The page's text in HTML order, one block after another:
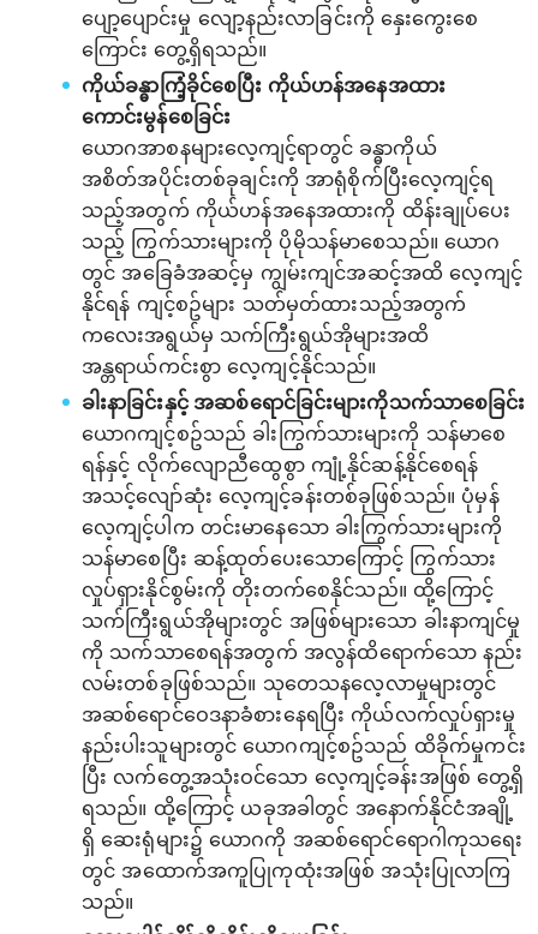
ပျော့ပျောင်းမှု လျော့နည်းလာခြင်းကို နှေးကွေးစေ
ကြောင်း တွေ့ရှိရသည်။
ကိုယ်ခန္ဓာကြံ့ခိုင်စေပြီး ကိုယ်ဟန်အနေအထား
ကောင်းမွန်စေခြင်း
ယောဂအာစနများလေ့ကျင့်ရာတွင် ခန္ဓာကိုယ်
အစိတ်အပိုင်းတစ်ခုချင်းကို အာရုံစိုက်ပြီးလေ့ကျင့်ရ
သည့်အတွက် ကိုယ်ဟန်အနေအထားကို ထိန်းချုပ်ပေး
သည့် ကြွက်သားများကို ပိုမိုသန်မာစေသည်။ ယောဂ
တွင် အခြေခံအဆင့်မှ ကျွမ်းကျင်အဆင့်အထိ လေ့ကျင့်
နိုင်ရန် ကျင့်စဥ်များ သတ်မှတ်ထားသည့်အတွက်
ကလေးအရွယ်မှ သက်ကြီးရွယ်အိုများအထိ
အန္တရာယ်ကင်းစွာ လေ့ကျင့်နိုင်သည်။
ခါးနာခြင်းနှင့် အဆစ်‌ရောင်ခြင်းများကိုသက်သာစေခြင်း
ယောဂကျင့်စဥ်သည် ခါးကြွက်သားများကို သန်မာစေ
ရန်နှင့် လိုက်လျောညီထွေစွာ ကျုံ့နိုင်ဆန့်နိုင်စေရန်
အသင့်လျော်ဆုံး လေ့ကျင့်ခန်းတစ်ခုဖြစ်သည်။ ပုံမှန်
လေ့ကျင့်ပါက တင်းမာနေသော ခါးကြွက်သားများကို
သန်မာစေပြီး ဆန့်ထုတ်ပေးသောကြောင့် ကြွက်သား
လှုပ်ရှားနိုင်စွမ်းကို တိုးတက်စေနိုင်သည်။ ထို့‌ကြောင့်
သက်ကြီးရွယ်အိုများတွင် အဖြစ်များသော ခါးနာကျင်မှု
ကို သက်သာစေရန်အတွက် အလွန်ထိရောက်သော နည်း
လမ်းတစ်ခုဖြစ်သည်။ သုတေသနလေ့လာမှုများတွင်
အဆစ်ရောင်ဝေဒနာခံစားနေရပြီး ကိုယ်လက်လှုပ်ရှားမှု
နည်းပါးသူများတွင် ယောဂကျင့်စဥ်သည် ထိခိုက်မှုကင်း
ပြီး လက်တွေ့အသုံးဝင်သော လေ့ကျင့်ခန်းအဖြစ် တွေ့ရှိ
ရသည်။ ထို့ကြောင့် ယခုအခါတွင် အနောက်နိုင်ငံအချို့
ရှိ ဆေးရုံများ၌ ယောဂကို အဆစ်ရောင်ရောဂါကုသရေး
တွင် အထောက်အကူပြုကုထုံးအဖြစ် အသုံးပြုလာကြ
သည်။